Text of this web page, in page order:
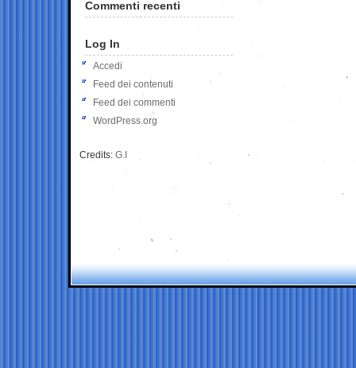
Commenti recenti
Log In
Accedi
Feed dei contenuti
Feed dei commenti
WordPress.org
Credits: G.I